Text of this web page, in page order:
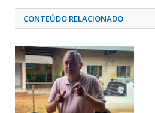
CONTEÚDO RELACIONADO